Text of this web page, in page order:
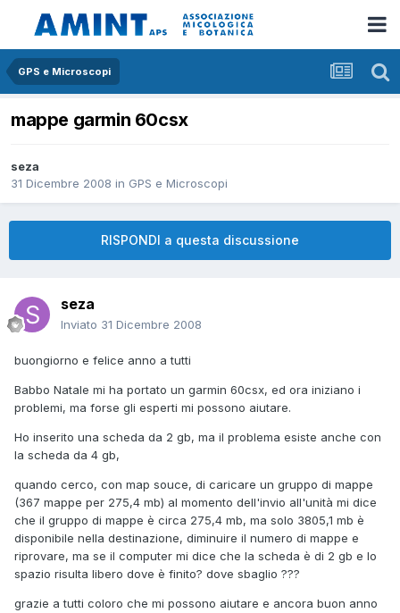
GPS e Microscopi
mappe garmin 60csx
seza
31 Dicembre 2008 in GPS e Microscopi
RISPONDI a questa discussione
seza
Inviato 31 Dicembre 2008
buongiorno e felice anno a tutti
Babbo Natale mi ha portato un garmin 60csx, ed ora iniziano i
problemi, ma forse gli esperti mi possono aiutare.
Ho inserito una scheda da 2 gb, ma il problema esiste anche con
la scheda da 4 gb,
quando cerco, con map souce, di caricare un gruppo di mappe
(367 mappe per 275,4 mb) al momento dell'invio all'unità mi dice
che il gruppo di mappe è circa 275,4 mb, ma solo 3805,1 mb è
disponibile nella destinazione, diminuire il numero di mappe e
riprovare, ma se il computer mi dice che la scheda è di 2 gb e lo
spazio risulta libero dove è finito? dove sbaglio ???
grazie a tutti coloro che mi possono aiutare e ancora buon anno